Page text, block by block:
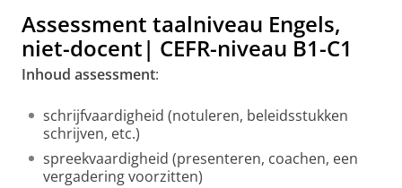
Assessment taalniveau Engels,
niet-docent| CEFR-niveau B1-C1
Inhoud assessment:
schrijfvaardigheid (notuleren, beleidsstukken
schrijven, etc.)
spreekvaardigheid (presenteren, coachen, een
vergadering voorzitten)